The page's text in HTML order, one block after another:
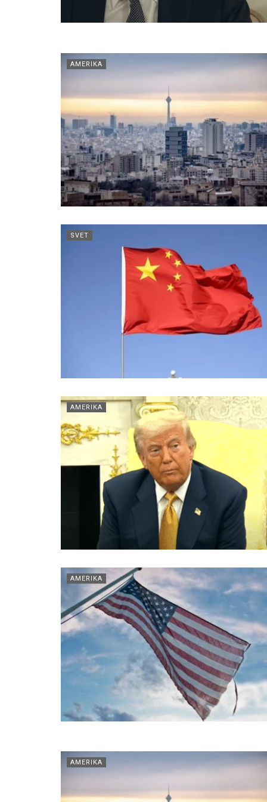
AMERIKA
SVET
AMERIKA
AMERIKA
AMERIKA